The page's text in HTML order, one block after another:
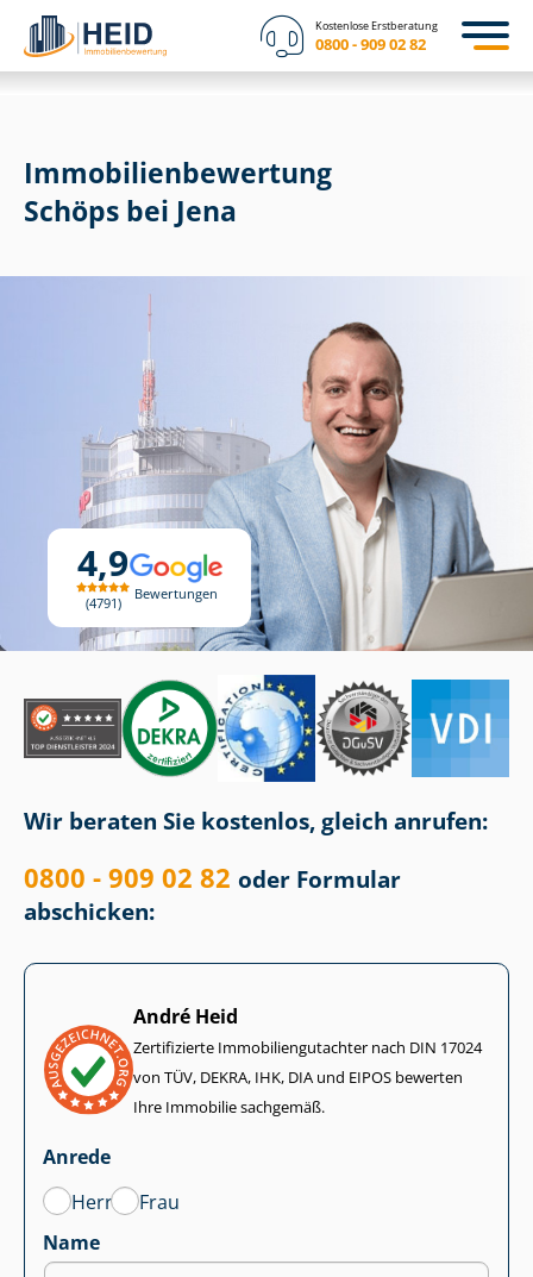
Kostenlose Erstberatung
0800 - 909 02 82
4,9
4791
Bewertungen
Immobilien­bewertung
Schöps bei Jena
Wir beraten Sie kostenlos, gleich anrufen:
0800 - 909 02 82 oder Formular
abschicken:
André Heid
Zertifizierte Im­mo­bi­li­en­gut­ach­ter nach DIN 17024
von TÜV, DEKRA, IHK, DIA und EIPOS bewerten
Ihre Immobilie sachgemäß.
Anrede
Herr
Frau
Name